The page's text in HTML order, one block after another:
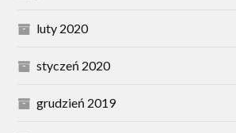
luty 2020
styczeń 2020
grudzień 2019